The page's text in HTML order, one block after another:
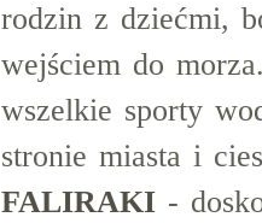
rodzin z dziećmi,
wejściem do
wszelkie sporty
stronie miasta i
FALIRAKI -